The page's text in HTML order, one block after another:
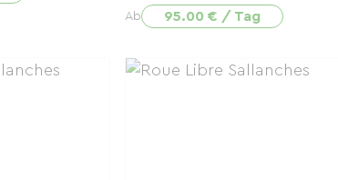
Ab 95.00 € / Tag